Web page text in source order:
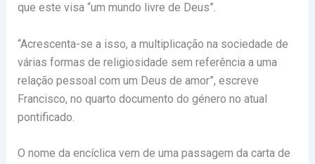
que este visa “um mundo livre de Deus”.
“Acrescenta-se a isso, a multiplicação na sociedade de
várias formas de religiosidade sem referência a uma
relação pessoal com um Deus de amor”, escreve
Francisco, no quarto documento do género no atual
pontificado.
O nome da encíclica vem de uma passagem da carta de